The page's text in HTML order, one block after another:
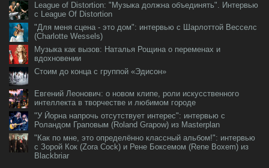
League of Distortion: "Музыка должна объединять". Интервью
с League Of Distortion
"Для меня сцена - это дом": интервью с Шарлоттой Весселс
(Charlotte Wessels)
Музыка как вызов: Наталья Рощина о переменах и
вдохновении
Стоим до конца с группой «Эдисон»
Евгений Леонович: о новом клипе, роли искусственного
интеллекта в творчестве и любимом городе
"У Йорна напрочь отсутствует интерес": интервью с
Роландом Граповым (Roland Grapow) из Masterplan
"Как по мне, это определённо классный альбом!": интервью
с Зорой Кок (Zora Cock) и Рене Боксемом (Rene Boxem) из
Blackbriar